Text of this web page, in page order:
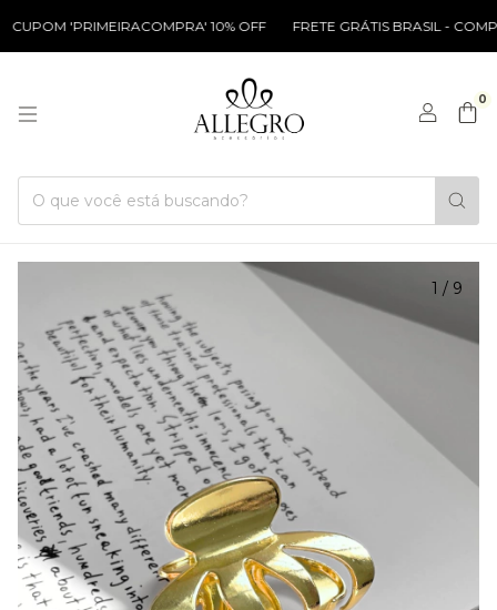
'PRIMEIRACOMPRA' 10% OFF FRETE GRÁTIS BRASIL -
0
1 / 9